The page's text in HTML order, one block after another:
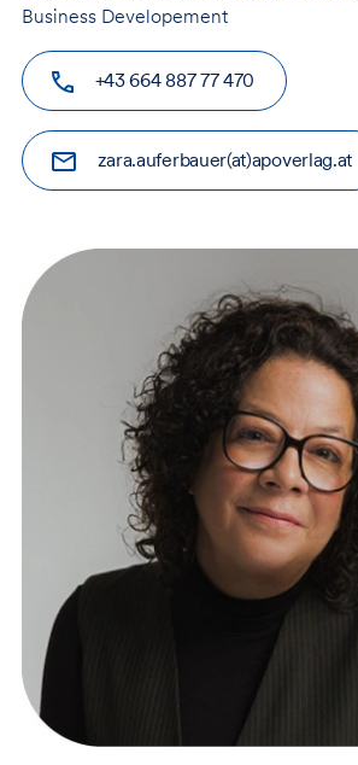
Business Developement
+43 664 887 77 470
zara.auferbauer(at)apoverlag.at